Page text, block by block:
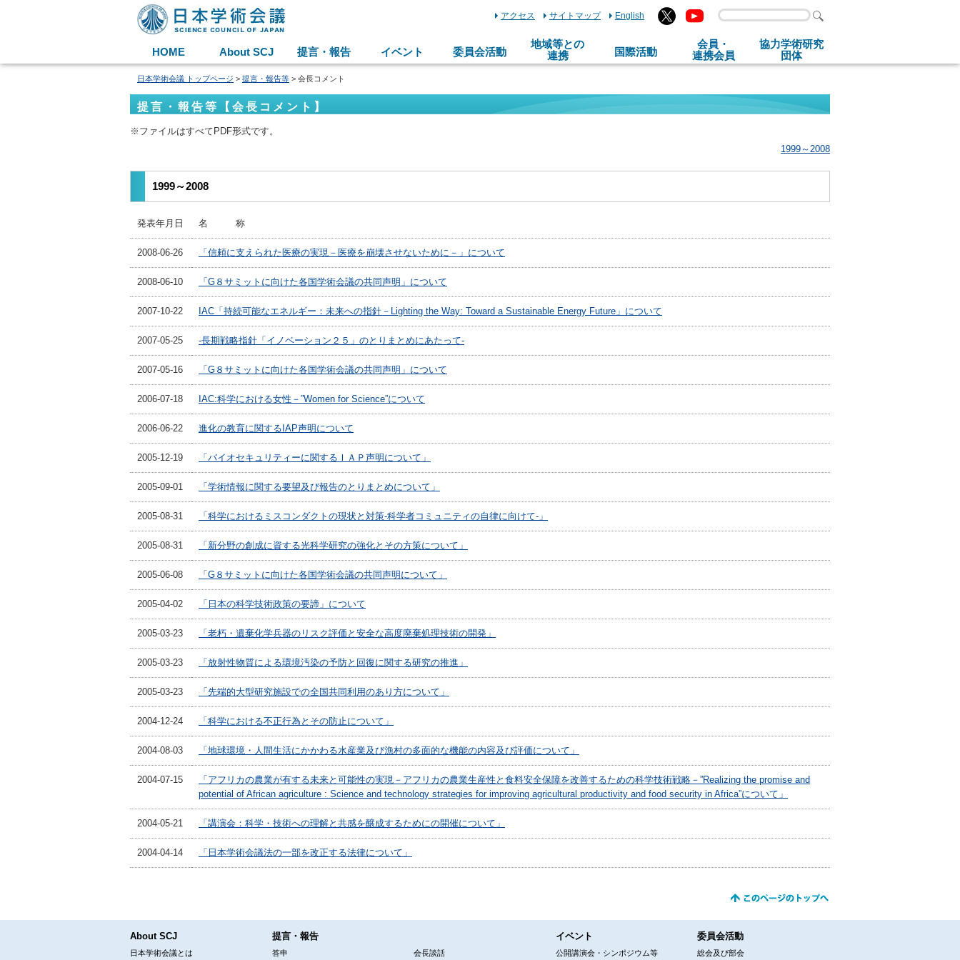
アクセス サイトマップ English
HOME About SCJ 提言・報告 イベント 委員会活動
地域等との
連携
国際活動
会員・
連携会員
協力学術研究
団体
日本学術会議 トップページ > 提言・報告等 > 会長コメント
提言・報告等【会長コメント】
※ファイルはすべてPDF形式です。
1999～2008
1999～2008
発表年月日 名 称
2008-06-26 「信頼に支えられた医療の実現－医療を崩壊させないために－」について
2008-06-10 「G８サミットに向けた各国学術会議の共同声明」について
2007-10-22 IAC「持続可能なエネルギー：未来への指針－Lighting the Way: Toward a Sustainable Energy Future」について
2007-05-25 -長期戦略指針「イノベーション２５」のとりまとめにあたって-
2007-05-16 「G８サミットに向けた各国学術会議の共同声明」について
2006-07-18 IAC:科学における女性－”Women for Science”について
2006-06-22 進化の教育に関するIAP声明について
2005-12-19 「バイオセキュリティーに関するＩＡＰ声明について」
2005-09-01 「学術情報に関する要望及び報告のとりまとめについて」
2005-08-31 「科学におけるミスコンダクトの現状と対策-科学者コミュニティの自律に向けて-」
2005-08-31 「新分野の創成に資する光科学研究の強化とその方策について」
2005-06-08 「G８サミットに向けた各国学術会議の共同声明について」
2005-04-02 「日本の科学技術政策の要諦」について
2005-03-23 「老朽・遺棄化学兵器のリスク評価と安全な高度廃棄処理技術の開発」
2005-03-23 「放射性物質による環境汚染の予防と回復に関する研究の推進」
2005-03-23 「先端的大型研究施設での全国共同利用のあり方について」
2004-12-24 「科学における不正行為とその防止について」
2004-08-03 「地球環境・人間生活にかかわる水産業及び漁村の多面的な機能の内容及び評価について」
2004-07-15
「アフリカの農業が有する未来と可能性の実現－アフリカの農業生産性と食料安全保障を改善するための科学技術戦略－”Realizing the promise and
potential of African agriculture : Science and technology strategies for improving agricultural productivity and food security in Africa”について」
2004-05-21 「講演会：科学・技術への理解と共感を醸成するためにの開催について」
2004-04-14 「日本学術会議法の一部を改正する法律について」
About SCJ
日本学術会議とは
提言・報告
答申 会長談話
イベント
公開講演会・シンポジウム等
委員会活動
総会及び部会